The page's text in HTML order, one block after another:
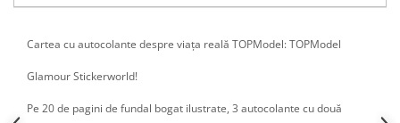
Cartea cu autocolante despre viața reală TOPModel: TOPModel
Glamour Stickerworld!
Pe 20 de pagini de fundal bogat ilustrate, 3 autocolante cu două